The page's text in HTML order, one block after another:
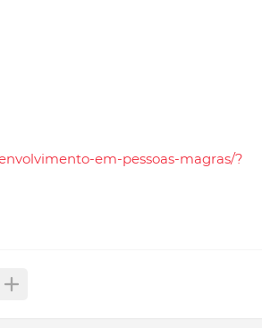
em-pessoas-magras/?